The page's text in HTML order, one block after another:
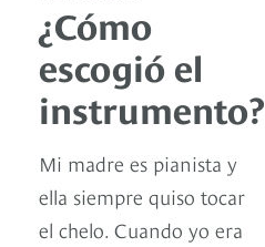
¿Cómo
escogió el
instrumento?
Mi madre es pianista y
ella siempre quiso tocar
el chelo. Cuando yo era